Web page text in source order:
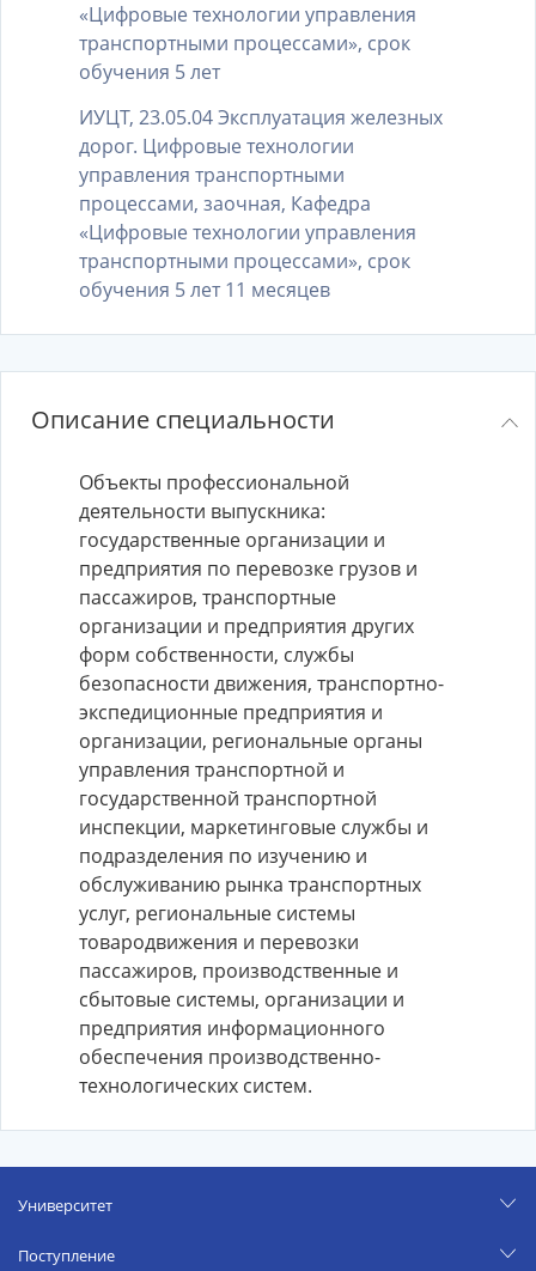
«Цифровые технологии управления
транспортными процессами», срок
обучения 5 лет
ИУЦТ, 23.05.04 Эксплуатация железных
дорог. Цифровые технологии
управления транспортными
процессами, заочная, Кафедра
«Цифровые технологии управления
транспортными процессами», срок
обучения 5 лет 11 месяцев
Описание специальности
Объекты профессиональной
деятельности выпускника:
государственные организации и
предприятия по перевозке грузов и
пассажиров, транспортные
организации и предприятия других
форм собственности, службы
безопасности движения, транспортно-
экспедиционные предприятия и
организации, региональные органы
управления транспортной и
государственной транспортной
инспекции, маркетинговые службы и
подразделения по изучению и
обслуживанию рынка транспортных
услуг, региональные системы
товародвижения и перевозки
пассажиров, производственные и
сбытовые системы, организации и
предприятия информационного
обеспечения производственно-
технологических систем.
Университет
Поступление